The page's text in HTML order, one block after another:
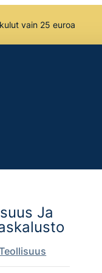
vain 25 euroa
Ja